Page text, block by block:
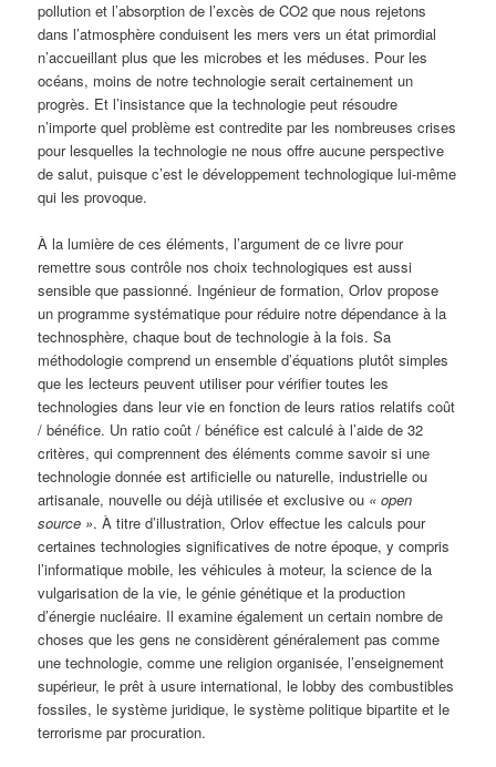
pollution et l’absorption de l’excès de CO2 que nous rejetons
dans l’atmosphère conduisent les mers vers un état primordial
n’accueillant plus que les microbes et les méduses. Pour les
océans, moins de notre technologie serait certainement un
progrès. Et l’insistance que la technologie peut résoudre
n’importe quel problème est contredite par les nombreuses crises
pour lesquelles la technologie ne nous offre aucune perspective
de salut, puisque c’est le développement technologique lui-même
qui les provoque.
À la lumière de ces éléments, l’argument de ce livre pour
remettre sous contrôle nos choix technologiques est aussi
sensible que passionné. Ingénieur de formation, Orlov propose
un programme systématique pour réduire notre dépendance à la
technosphère, chaque bout de technologie à la fois. Sa
méthodologie comprend un ensemble d’équations plutôt simples
que les lecteurs peuvent utiliser pour vérifier toutes les
technologies dans leur vie en fonction de leurs ratios relatifs coût
/ bénéfice. Un ratio coût / bénéfice est calculé à l’aide de 32
critères, qui comprennent des éléments comme savoir si une
technologie donnée est artificielle ou naturelle, industrielle ou
artisanale, nouvelle ou déjà utilisée et exclusive ou « open
source ». À titre d’illustration, Orlov effectue les calculs pour
certaines technologies significatives de notre époque, y compris
l’informatique mobile, les véhicules à moteur, la science de la
vulgarisation de la vie, le génie génétique et la production
d’énergie nucléaire. Il examine également un certain nombre de
choses que les gens ne considèrent généralement pas comme
une technologie, comme une religion organisée, l’enseignement
supérieur, le prêt à usure international, le lobby des combustibles
fossiles, le système juridique, le système politique bipartite et le
terrorisme par procuration.